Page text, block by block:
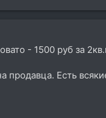
- 1500 руб за
продавца. Есть